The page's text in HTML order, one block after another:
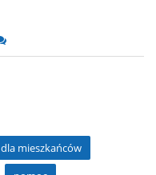
dla mieszkańców